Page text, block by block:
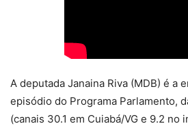
A deputada Janaina Riva (MDB) é a
episódio do Programa Parlamento,
(canais 30.1 em Cuiabá/VG e 9.2 no